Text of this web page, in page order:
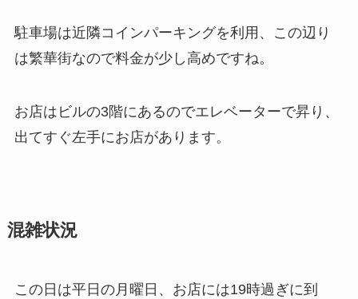
駐車場は近隣コインパーキングを利用、この辺り
は繁華街なので料金が少し高めですね。
お店はビルの3階にあるのでエレベーターで昇り、
出てすぐ左手にお店があります。
混雑状況
この日は平日の月曜日、お店には19時過ぎに到